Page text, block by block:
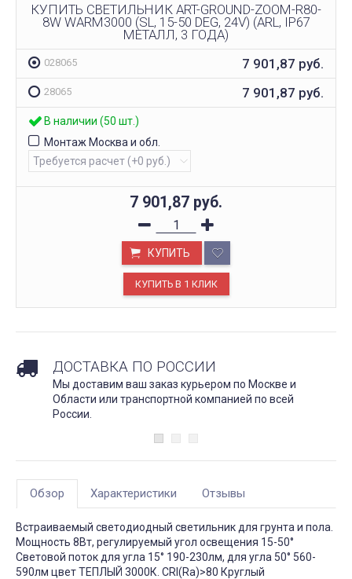
КУПИТЬ СВЕТИЛЬНИК ART-GROUND-ZOOM-R80-
8W WARM3000 (SL, 15-50 DEG, 24V) (ARL, IP67
МЕТАЛЛ, 3 ГОДА)
028065 7 901,87 руб.
28065 7 901,87 руб.
В наличии (50 шт.)
Монтаж Москва и обл.
7 901,87 руб.
КУПИТЬ
ДОСТАВКА ПО РОССИИ
Мы доставим ваш заказ курьером по Москве и
Области или транспортной компанией по всей
России.
Обзор Характеристики Отзывы
Встраиваемый светодиодный светильник для грунта и пола.
Мощность 8Вт, регулируемый угол освещения 15-50°
Cветовой поток для угла 15° 190-230лм, для угла 50° 560-
590лм цвет ТЕПЛЫЙ 3000К. CRI(Ra)>80 Круглый